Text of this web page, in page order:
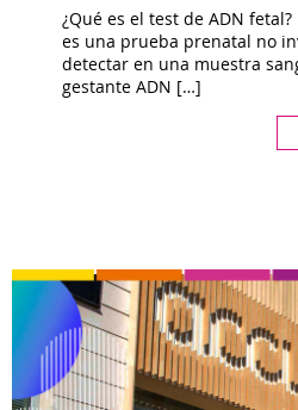
¿Qué es el test de ADN
es una prueba prenatal no
detectar en una muestra
gestante ADN […]